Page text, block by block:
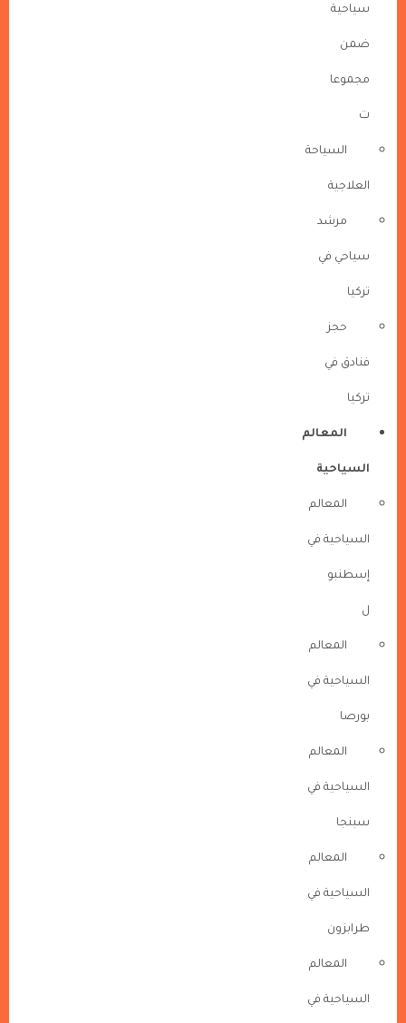
سياحية
ضمن
مجموعا
ت
السياحة
العلاجية
مرشد
سياحي في
تركيا
حجز
فنادق في
تركيا
المعالم
السياحية
المعالم
السياحية في
إسطنبو
ل
المعالم
السياحية في
بورصا
المعالم
السياحية في
سبنجا
المعالم
السياحية في
طرابزون
المعالم
السياحية في